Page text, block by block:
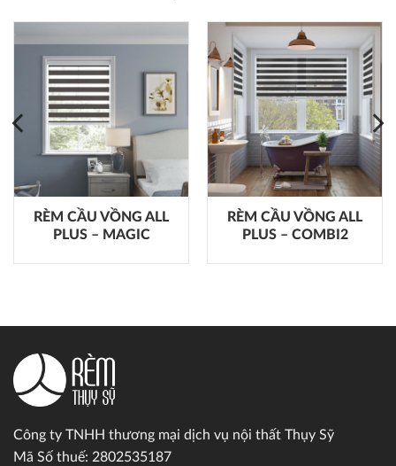
RÈM CẦU VỒNG ALL
PLUS – MAGIC
RÈM CẦU VỒNG ALL
PLUS – COMBI2
Công ty TNHH thương mại dịch vụ nội thất Thụy Sỹ
Mã Số thuế: 2802535187